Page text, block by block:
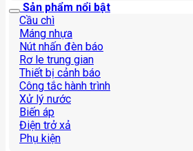
Sản phẩm nổi bật
Cầu chì
Máng nhựa
Nút nhấn đèn báo
Rơ le trung gian
Thiết bị cảnh báo
Công tắc hành trình
Xử lý nước
Biến áp
Điện trở xả
Phụ kiện